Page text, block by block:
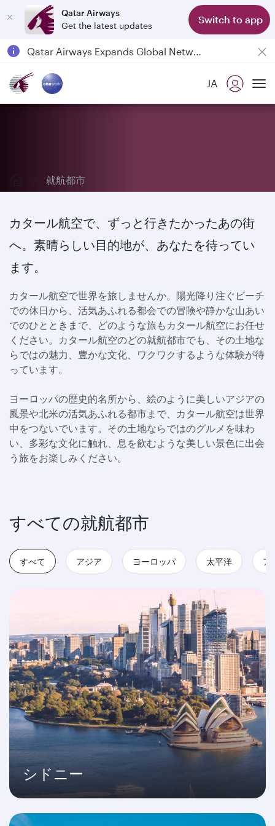
Qatar Airways
Get the latest updates
Switch to app
Passengers flying between Doha and Auckland on QR914 and QR915
18 June 2026: Updates on Travelling with Power Banks
JA
就航都市を詳しく見てみる
就航都市
カタール航空で、ずっと行きたかったあの街
へ。素晴らしい目的地が、あなたを待ってい
ます。
カタール航空で世界を旅しませんか。陽光降り注ぐビーチ
での休日から、活気あふれる都会での冒険や静かな山あい
でのひとときまで、どのような旅もカタール航空にお任せ
ください。カタール航空のどの就航都市でも、その土地な
らではの魅力、豊かな文化、ワクワクするような体験が待
っています。
ヨーロッパの歴史的名所から、絵のように美しいアジアの
風景や北米の活気あふれる都市まで、カタール航空は世界
中をつないでいます。その土地ならではのグルメを味わ
い、多彩な文化に触れ、息を飲むような美しい景色に出会
う旅をお楽しみください。
すべての就航都市
すべて アジア ヨーロッパ 太平洋 ア
シドニー